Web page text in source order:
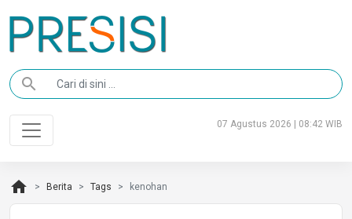
search
07 Agustus 2026 | 08:42 WIB
home Berita Tags kenohan